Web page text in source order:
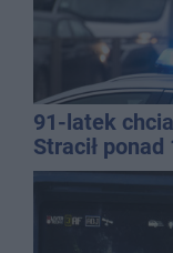
91-latek
Stracił ponad